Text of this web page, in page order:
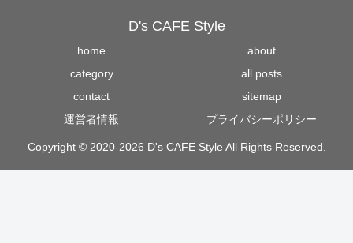
D's CAFE Style
home
about
category
all posts
contact
sitemap
運営者情報
プライバシーポリシー
Copyright © 2020-2026 D's CAFE Style All Rights Reserved.